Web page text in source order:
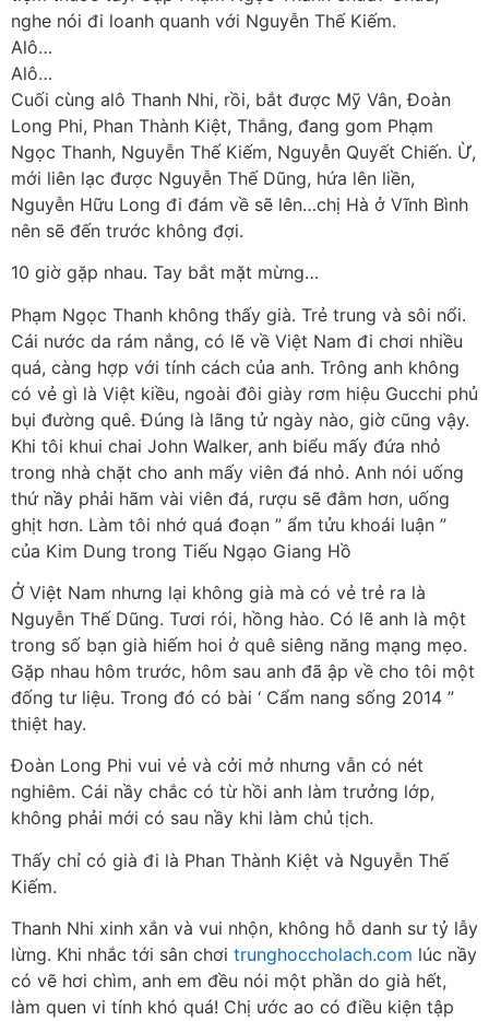
nghe nói đi loanh quanh với Nguyễn Thế Kiếm.
Alô…
Alô…
Cuối cùng alô Thanh Nhi, rồi, bắt được Mỹ Vân, Đoàn
Long Phi, Phan Thành Kiệt, Thắng, đang gom Phạm
Ngọc Thanh, Nguyễn Thế Kiếm, Nguyễn Quyết Chiến. Ừ,
mới liên lạc được Nguyễn Thế Dũng, hứa lên liền,
Nguyễn Hữu Long đi đám về sẽ lên…chị Hà ở Vĩnh Bình
nên sẽ đến trước không đợi.
10 giờ gặp nhau. Tay bắt mặt mừng…
Phạm Ngọc Thanh không thấy già. Trẻ trung và sôi nổi.
Cái nước da rám nắng, có lẽ về Việt Nam đi chơi nhiều
quá, càng hợp với tính cách của anh. Trông anh không
có vẻ gì là Việt kiều, ngoài đôi giày rơm hiệu Gucchi phủ
bụi đường quê. Đúng là lãng tử ngày nào, giờ cũng vậy.
Khi tôi khui chai John Walker, anh biểu mấy đứa nhỏ
trong nhà chặt cho anh mấy viên đá nhỏ. Anh nói uống
thứ nầy phải hãm vài viên đá, rượu sẽ đằm hơn, uống
ghịt hơn. Làm tôi nhớ quá đoạn ” ẩm tửu khoái luận ”
của Kim Dung trong Tiếu Ngạo Giang Hồ
Ở Việt Nam nhưng lại không già mà có vẻ trẻ ra là
Nguyễn Thế Dũng. Tươi rói, hồng hào. Có lẽ anh là một
trong số bạn già hiếm hoi ở quê siêng năng mạng mẹo.
Gặp nhau hôm trước, hôm sau anh đã ập về cho tôi một
đống tư liệu. Trong đó có bài ‘ Cẩm nang sống 2014 ”
thiệt hay.
Đoàn Long Phi vui vẻ và cởi mở nhưng vẫn có nét
nghiêm. Cái nầy chắc có từ hồi anh làm trưởng lớp,
không phải mới có sau nầy khi làm chủ tịch.
Thấy chỉ có già đi là Phan Thành Kiệt và Nguyễn Thế
Kiếm.
Thanh Nhi xinh xắn và vui nhộn, không hỗ danh sư tỷ lẫy
lừng. Khi nhắc tới sân chơi trunghoccholach.com lúc nầy
có vẽ hơi chìm, anh em đều nói một phần do già hết,
làm quen vi tính khó quá! Chị ước ao có điều kiện tập